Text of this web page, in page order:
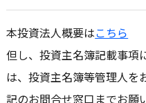
本投資法人概要はこちら
但し、投資主名簿記載事項
は、投資主名簿等管理人を
記のお問合せ窓口までお願